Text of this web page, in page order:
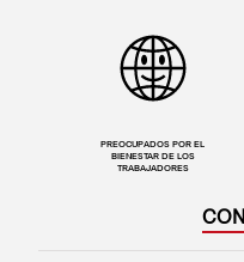
PREOCUPADOS POR EL
BIENESTAR DE LOS
TRABAJADORES